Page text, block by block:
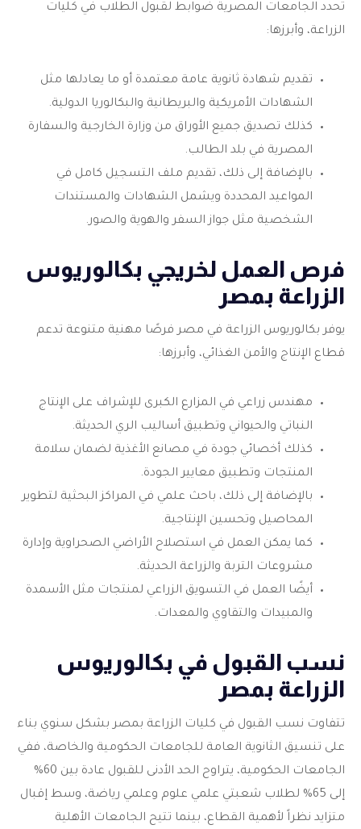
تحدد الجامعات المصرية ضوابط لقبول الطلاب في كليات
الزراعة، وأبرزها:
تقديم شهادة ثانوية عامة معتمدة أو ما يعادلها مثل
الشهادات الأمريكية والبريطانية والبكالوريا الدولية.
كذلك تصديق جميع الأوراق من وزارة الخارجية والسفارة
المصرية في بلد الطالب.
بالإضافة إلى ذلك، تقديم ملف التسجيل كامل في
المواعيد المحددة ويشمل الشهادات والمستندات
الشخصية مثل جواز السفر والهوية والصور.
فرص العمل لخريجي بكالوريوس
الزراعة بمصر
يوفر بكالوريوس الزراعة في مصر فرصًا مهنية متنوعة تدعم
قطاع الإنتاج والأمن الغذائي، وأبرزها:
مهندس زراعي في المزارع الكبرى للإشراف على الإنتاج
النباتي والحيواني وتطبيق أساليب الري الحديثة.
كذلك أخصائي جودة في مصانع الأغذية لضمان سلامة
المنتجات وتطبيق معايير الجودة.
بالإضافة إلى ذلك، باحث علمي في المراكز البحثية لتطوير
المحاصيل وتحسين الإنتاجية.
كما يمكن العمل في استصلاح الأراضي الصحراوية وإدارة
مشروعات التربة والزراعة الحديثة.
أيضًا العمل في التسويق الزراعي لمنتجات مثل الأسمدة
والمبيدات والتقاوي والمعدات.
نسب القبول في بكالوريوس
الزراعة بمصر
تتفاوت نسب القبول في كليات الزراعة بمصر بشكل سنوي بناء
على تنسيق الثانوية العامة للجامعات الحكومية والخاصة، ففي
الجامعات الحكومية، يتراوح الحد الأدنى للقبول عادة بين 60%
إلى 65% لطلاب شعبتي علمي علوم وعلمي رياضة، وسط إقبال
متزايد نظراً لأهمية القطاع، بينما تتيح الجامعات الأهلية